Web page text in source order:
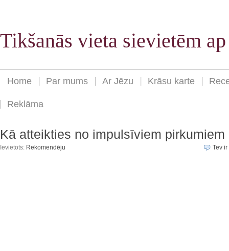
Tikšanās vieta sievietēm
Home Par mums Ar Jēzu Krāsu karte
Reklāma
Kā atteikties no impulsīviem pirkumiem
Ievietots: Rekomendēju Tev ir